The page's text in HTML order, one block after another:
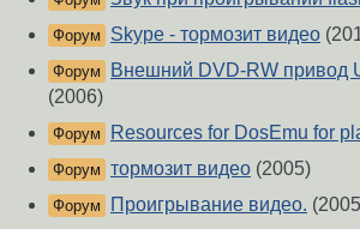
Форум Skype - тормозит видео
Форум
Внешний DVD-RW привод
(2006)
Форум Resources for DosEmu for
Форум тормозит видео (2005)
Форум Проигрывание видео.